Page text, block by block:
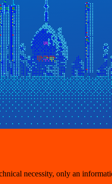
necessity, only an